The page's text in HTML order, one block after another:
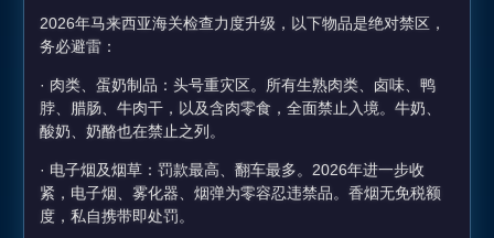
2026年马来西亚海关检查力度升级，以下物品是绝对禁区，
务必避雷：
· 肉类、蛋奶制品：头号重灾区。所有生熟肉类、卤味、鸭
脖、腊肠、牛肉干，以及含肉零食，全面禁止入境。牛奶、
酸奶、奶酪也在禁止之列。
· 电子烟及烟草：罚款最高、翻车最多。2026年进一步收
紧，电子烟、雾化器、烟弹为零容忍违禁品。香烟无免税额
度，私自携带即处罚。